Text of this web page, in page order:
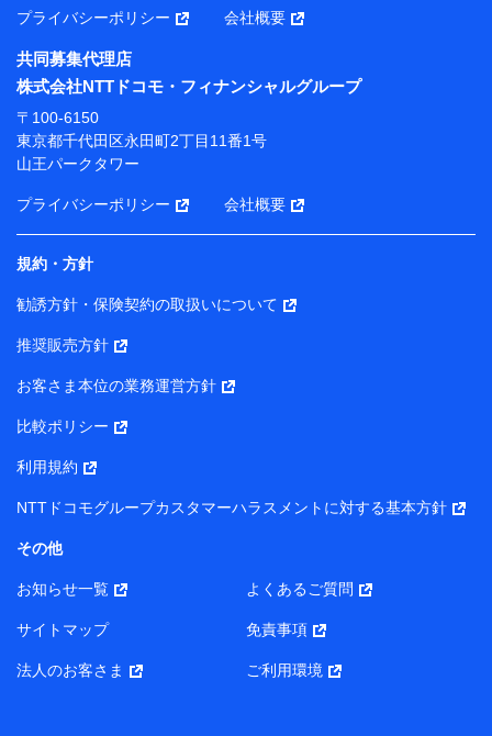
携会社の保険その他に関する情報を提供するため、また
維持管理等の委託業務遂行のため、またそれらに付帯、
関連する当社または株式会社NTTドコモ・フィナンシャ
ルグループおよび提携会社のサービスを案内、提供する
ため
（各サービスで取得したサービス利用履歴、ウェブサイ
トの閲覧履歴、購買履歴、ご契約内容等のパーソナルデ
ータを分析して、お客さまの趣味・嗜好・傾向に応じた
サービス・商品等に関するご提案や広告の配信等を行う
ことがあります。）
各種セミナーの開催のため
コンサルティングサービスの実施のため
アンケートやキャンペーン等の実施のため
上記に係る案内・手続き・管理等付帯業務を行うため
所・代表者名】
り）
株式会社NTTドコモ・フィナンシャルグループ 代表取締役
社長 廣井 孝史
東京都中央区日本橋人形町2-14-10 アーバンネット日本橋
株式会社ドコモ・インシュアランス 代表取締役社長 吉
村 忠義
また当社は、オンライン面談による保険のご相談にあたっ
プライバシーポリシー 会社概要
共同募集代理店
株式会社NTTドコモ・フィナンシャルグループ
〒100-6150
東京都千代田区永田町2丁目11番1号
山王パークタワー
プライバシーポリシー 会社概要
規約・方針
勧誘方針・保険契約の取扱いについて
推奨販売方針
お客さま本位の業務運営方針
比較ポリシー
利用規約
NTTドコモグループカスタマーハラスメントに対する基本方針
その他
お知らせ一覧 よくあるご質問
サイトマップ 免責事項
法人のお客さま ご利用環境